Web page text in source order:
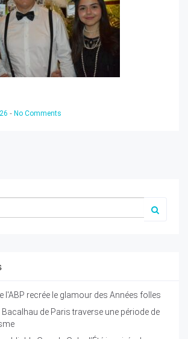
- No Comments
l'ABP recrée le glamour des Années folles
Bacalhau de Paris traverse une période de